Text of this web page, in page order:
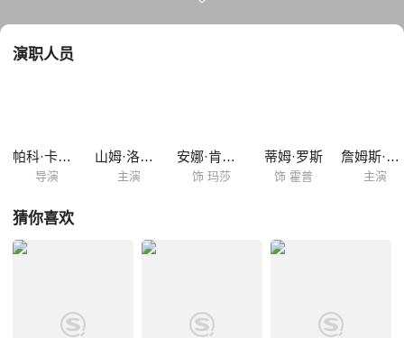
演职人员
帕科·卡贝萨斯
导演
山姆·洛克威尔
主演
安娜·肯德里克
饰 玛莎
蒂姆·罗斯
饰 霍普
詹姆斯·兰索恩
主演
猜你喜欢